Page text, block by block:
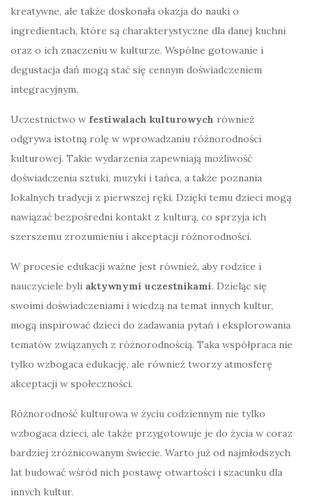
kreatywne, ale także doskonała okazja do nauki o
ingredientach, które są charakterystyczne dla danej kuchni
oraz o ich znaczeniu w kulturze. Wspólne gotowanie i
degustacja dań mogą stać się cennym doświadczeniem
integracyjnym.
Uczestnictwo w festiwalach kulturowych również
odgrywa istotną rolę w wprowadzaniu różnorodności
kulturowej. Takie wydarzenia zapewniają możliwość
doświadczenia sztuki, muzyki i tańca, a także poznania
lokalnych tradycji z pierwszej ręki. Dzięki temu dzieci mogą
nawiązać bezpośredni kontakt z kulturą, co sprzyja ich
szerszemu zrozumieniu i akceptacji różnorodności.
W procesie edukacji ważne jest również, aby rodzice i
nauczyciele byli aktywnymi uczestnikami. Dzieląc się
swoimi doświadczeniami i wiedzą na temat innych kultur,
mogą inspirować dzieci do zadawania pytań i eksplorowania
tematów związanych z różnorodnością. Taka współpraca nie
tylko wzbogaca edukację, ale również tworzy atmosferę
akceptacji w społeczności.
Różnorodność kulturowa w życiu codziennym nie tylko
wzbogaca dzieci, ale także przygotowuje je do życia w coraz
bardziej zróżnicowanym świecie. Warto już od najmłodszych
lat budować wśród nich postawę otwartości i szacunku dla
innych kultur.